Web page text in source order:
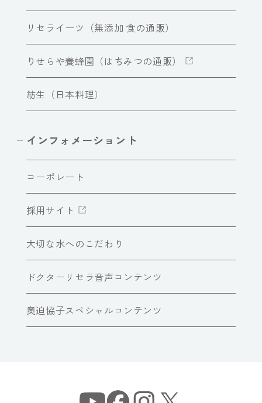
リセライーツ（無添加 食の通販）
りせらや養蜂園（はちみつの通販）
紡生（日本料理）
インフォメーショント
コーポレート
採用サイト
大切な水へのこだわり
ドクターリセラ音声コンテンツ
奥迫協子スペシャルコンテンツ